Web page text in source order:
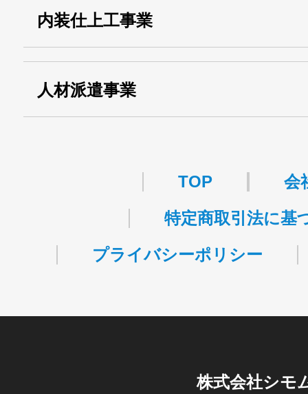
事業
関自貨：
内装仕上工事業
人材派遣事業
TOP
会
特定商取引法に基
プライバシーポリシー
株式会社シモ